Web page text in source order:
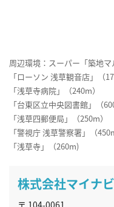
周辺環境：スーパー「築地
「ローソン 浅草観音店」（
「浅草寺病院」（240m）
「台東区立中央図書館」（
「浅草四郵便局」（250m）
「警視庁 浅草警察署」（
「浅草寺」（260m)
株式会社マイナビ